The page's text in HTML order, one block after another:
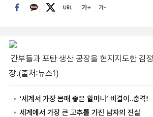
간부들과 포탄 생산 공장을 현지지도한 김
장.(출처:뉴스1)